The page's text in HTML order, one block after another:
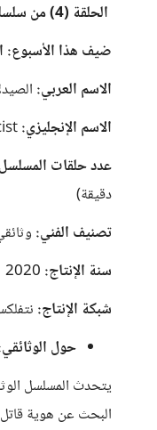
الحلقة (4) من سلسلة المسلسلات والأفلام الوثائقية
ضيف هذا الأسبوع:
الاسم العربي:
الاسم الإنجليزي:
عدد حلقات
دقيقة)
تصنيف الفني:
سنة الإنتاج: 2020
شبكة الإنتاج:
حول
يتحدث المسلسل
البحث عن هوية قاتل